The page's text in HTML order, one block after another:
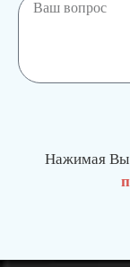
Нажимая Вы